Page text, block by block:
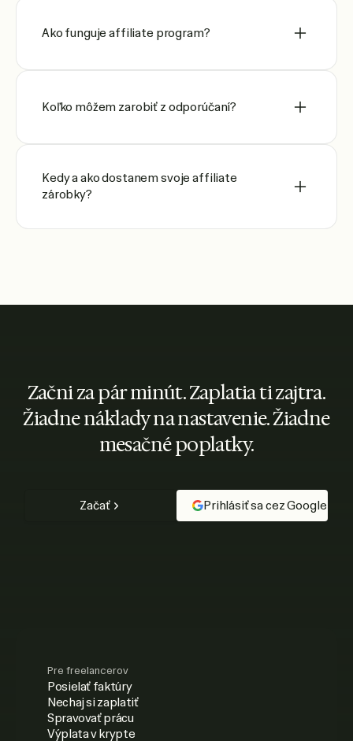
Ako funguje affiliate program?
Koľko môžem zarobiť z odporúčaní?
Kedy a ako dostanem svoje affiliate
zárobky?
Začni za pár minút. Zaplatia ti zajtra.
Žiadne náklady na nastavenie. Žiadne
mesačné poplatky.
Začať Prihlásiť sa cez Google
Pre freelancerov
Posielať faktúry
Nechaj si zaplatiť
Spravovať prácu
Výplata v krypte